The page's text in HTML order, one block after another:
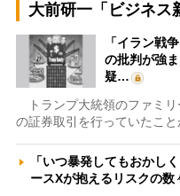
大前研一「ビジネス
「イラン戦
の批判が強
疑…
トランプ大統領のファミリ
の証券取引を行っていたこ
「いつ暴発してもおかし
ースXが抱えるリスクの